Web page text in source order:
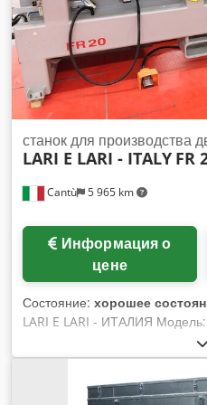
Cantù 5 965 km
станок для производства
LARI E LARI - ITALY FR
цене
Состояние: хорошее
LARI E LARI - ИТАЛИЯ Модель:
Обрабатывающий центр для
дереву, пластику и
дверей, оконных рам -
характеристики: Ход по оси